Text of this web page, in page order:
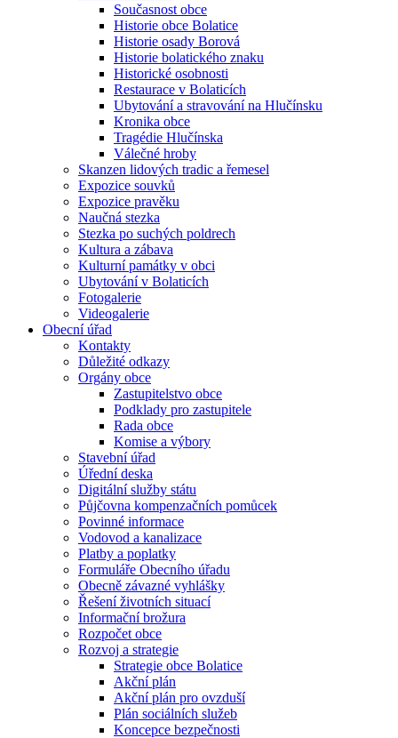
Současnost obce
Historie obce Bolatice
Historie osady Borová
Historie bolatického znaku
Historické osobnosti
Restaurace v Bolaticích
Ubytování a stravování na Hlučínsku
Kronika obce
Tragédie Hlučínska
Válečné hroby
Skanzen lidových tradic a řemesel
Expozice souvků
Expozice pravěku
Naučná stezka
Stezka po suchých poldrech
Kultura a zábava
Kulturní památky v obci
Ubytování v Bolaticích
Fotogalerie
Videogalerie
Obecní úřad
Kontakty
Důležité odkazy
Orgány obce
Zastupitelstvo obce
Podklady pro zastupitele
Rada obce
Komise a výbory
Stavební úřad
Úřední deska
Digitální služby státu
Půjčovna kompenzačních pomůcek
Povinné informace
Vodovod a kanalizace
Platby a poplatky
Formuláře Obecního úřadu
Obecně závazné vyhlášky
Řešení životních situací
Informační brožura
Rozpočet obce
Rozvoj a strategie
Strategie obce Bolatice
Akční plán
Akční plán pro ovzduší
Plán sociálních služeb
Koncepce bezpečnosti